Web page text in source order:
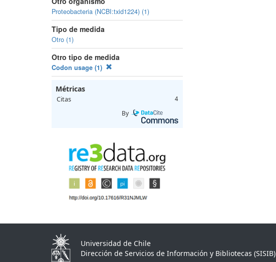
Proteobacteria (NCBI:txid1224) (1)
Tipo de medida
Otro (1)
Otro tipo de medida
Codon usage (1)
Métricas
Citas 4
By
Universidad de Chile
Dirección de Servicios de Información y Bibliotecas (SISIB)